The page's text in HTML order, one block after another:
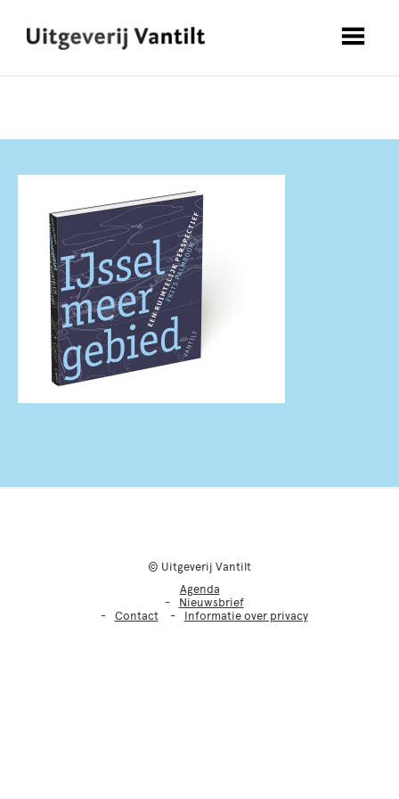
© Uitgeverij Vantilt
Agenda
Nieuwsbrief
Contact
Informatie over privacy